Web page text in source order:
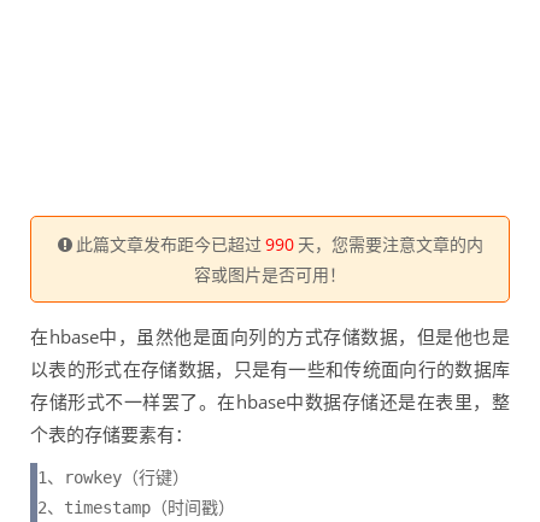
此篇文章发布距今已超过 990 天，您需要注意文章的内
容或图片是否可用！
在hbase中，虽然他是面向列的方式存储数据，但是他也是
以表的形式在存储数据，只是有一些和传统面向行的数据库
存储形式不一样罢了。在hbase中数据存储还是在表里，整
个表的存储要素有：
1、rowkey（行键）
2、timestamp（时间戳）